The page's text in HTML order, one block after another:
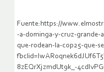
Fuente:https://
-a-dominga-y-cruz-grande-
que-rodean-la-cop25-que-
8zEQrXjzmdUt9k_-